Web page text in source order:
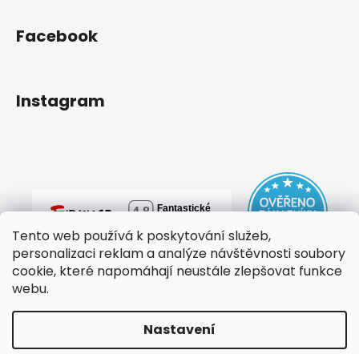
Tento web používá k poskytování služeb,
personalizaci reklam a analýze návštěvnosti soubory
cookie, které napomáhají neustále zlepšovat funkce
webu.
Nastavení
Facebook
Instagram